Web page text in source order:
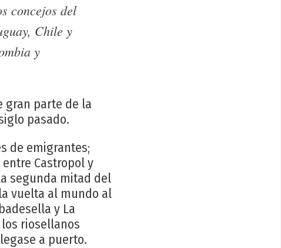
concejos del
Chile y
y
gran parte de la
pasado.
de emigrantes;
Castropol y
segunda mitad del
vuelta al mundo al
y La
riosellanos
a puerto.